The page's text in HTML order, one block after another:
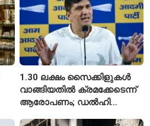
1.30 ലക്ഷം സൈക്കിളുകൾ
വാങ്ങിയതിൽ ക്രമക്കേടെന്ന്
ആരോപണം; ഡൽഹി